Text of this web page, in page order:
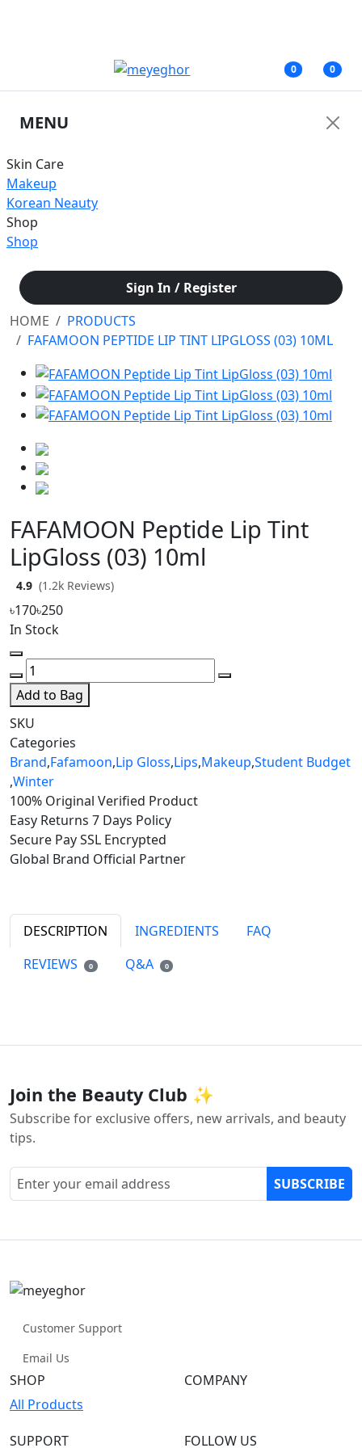
0 0
MENU
Skin Care
Makeup
Korean Neauty
Shop
Shop
Sign In / Register
HOME
PRODUCTS
FAFAMOON PEPTIDE LIP TINT LIPGLOSS (03) 10ML
FAFAMOON Peptide Lip Tint
LipGloss (03) 10ml
4.9 (1.2k Reviews)
৳170৳250
In Stock
Add to Bag
SKU
Categories
Brand,Fafamoon,Lip Gloss,Lips,Makeup,Student Budget
,Winter
100% Original Verified Product
Easy Returns 7 Days Policy
Secure PaySSL Encrypted
Global Brand Official Partner
DESCRIPTION INGREDIENTS
FAQ
REVIEWS
0 Q&A 0
Join the Beauty Club ✨
Subscribe for exclusive offers, new arrivals, and beauty
tips.
SUBSCRIBE
Customer Support
Email Us
SHOP
All Products
COMPANY
SUPPORT FOLLOW US